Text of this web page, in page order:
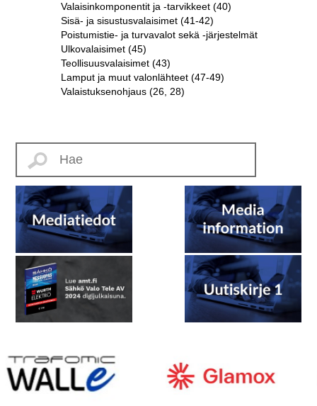
Valaisinkomponentit ja -tarvikkeet (40)
Sisä- ja sisustusvalaisimet (41-42)
Poistumistie- ja turvavalot sekä -järjestelmät
Ulkovalaisimet (45)
Teollisuusvalaisimet (43)
Lamput ja muut valonlähteet (47-49)
Valaistuksenohjaus (26, 28)